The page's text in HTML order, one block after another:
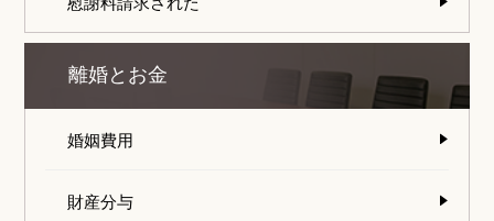
離婚とお金
婚姻費用
財産分与